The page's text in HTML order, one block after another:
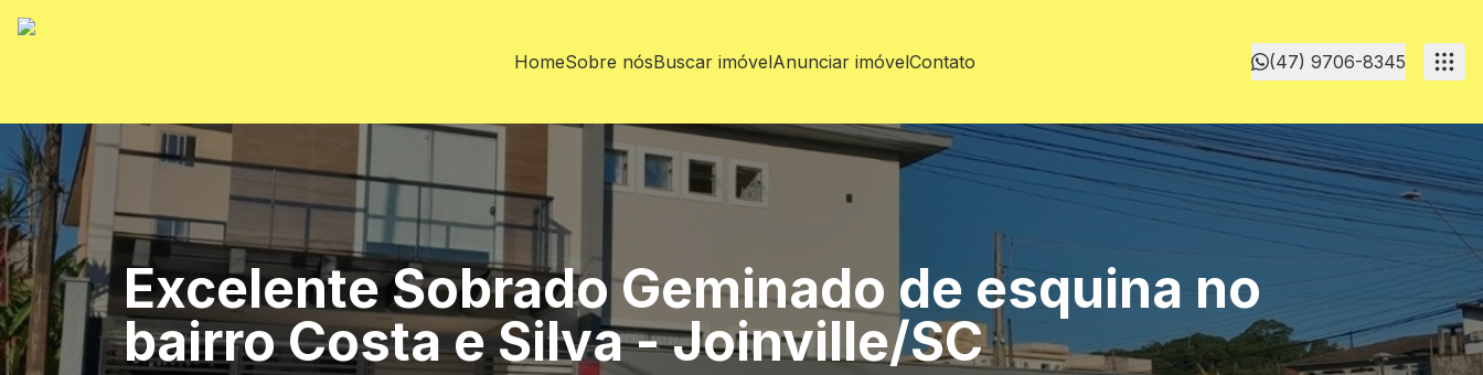
HomeSobre nósBuscar imóvelAnunciar imóvelContato (47) 9706-8345
Excelente Sobrado Geminado de esquina no
bairro Costa e Silva - Joinville/SC